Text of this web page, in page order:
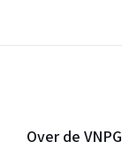
Over de VNPG